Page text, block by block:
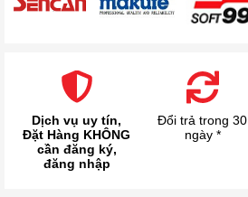
Dịch vụ uy tín,
Đặt Hàng KHÔNG
cần đăng ký,
đăng nhập
Đổi trả trong 30
ngày *